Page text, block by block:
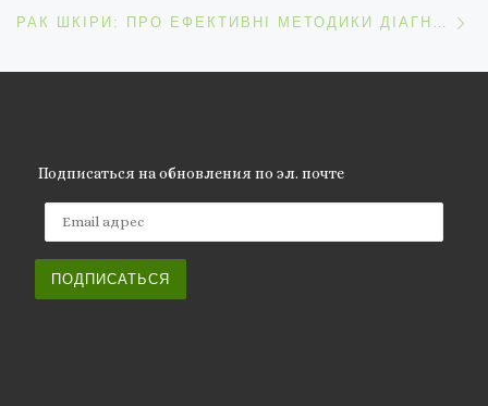
РАК ШКІРИ: ПРО ЕФЕКТИВНІ МЕТОДИКИ ДІАГНОСТИКИ ТА ЛІКУВАННЯ В УКРАЇНІ
Подписаться на обновления по эл. почте
ПОДПИСАТЬСЯ